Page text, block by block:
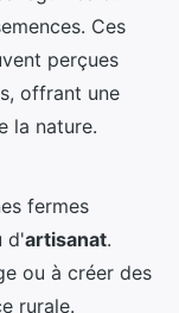
Ces
perçues
offrant une
la nature.
fermes
d'artisanat.
ou à créer des
rurale.